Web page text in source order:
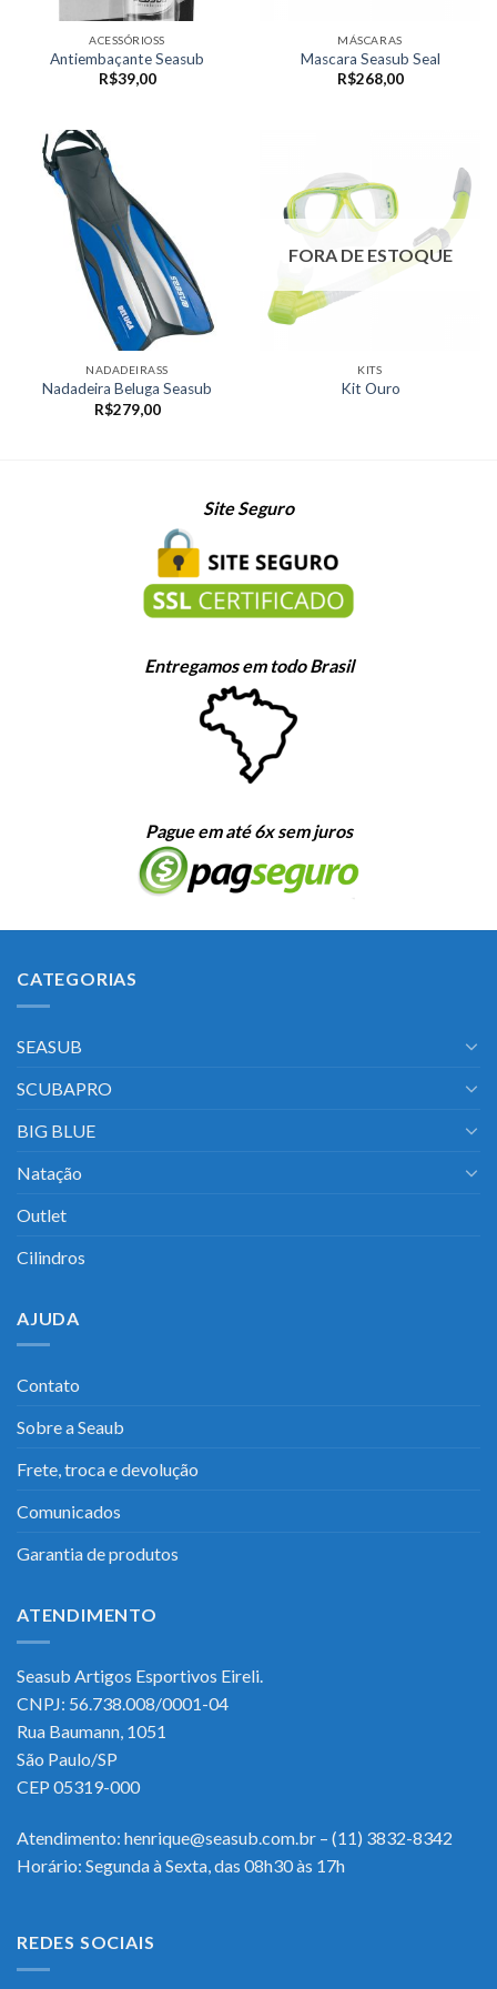
ACESSÓRIOSS
Antiembaçante Seasub
R$39,00
MÁSCARAS
Mascara Seasub Seal
R$268,00
NADADEIRASS
Nadadeira Beluga Seasub
R$279,00
FORA DE ESTOQUE
KITS
Kit Ouro
Site Seguro
Entregamos em todo Brasil
Pague em até 6x sem juros
CATEGORIAS
SEASUB
SCUBAPRO
BIG BLUE
Natação
Outlet
Cilindros
AJUDA
Contato
Sobre a Seaub
Frete, troca e devolução
Comunicados
Garantia de produtos
ATENDIMENTO
Seasub Artigos Esportivos Eireli.
CNPJ: 56.738.008/0001-04
Rua Baumann, 1051
São Paulo/SP
CEP 05319-000
Atendimento: henrique@seasub.com.br – (11) 3832-8342
Horário: Segunda à Sexta, das 08h30 às 17h
REDES SOCIAIS